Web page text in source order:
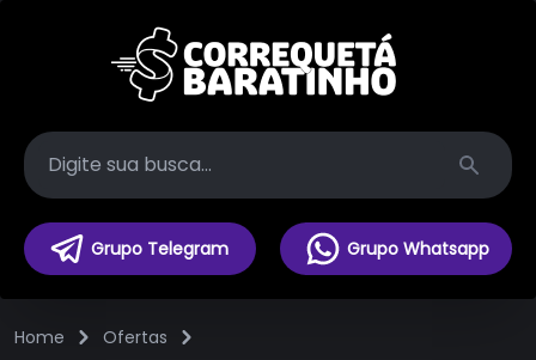
Search
Grupo Telegram Grupo Whatsapp
Home Ofertas